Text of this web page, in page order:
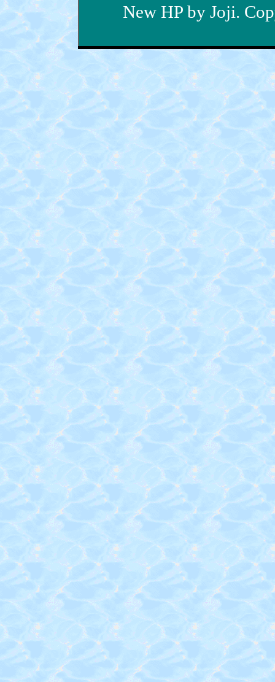
− 石垣ツアー・2021年4月～
− パプアニューギニア写真集
− ＰＮＧジャパンコーナー
− イルカ・セラピーについて
− NPO JENOC
− メンタル・セラピスト養成講座
− いじめについて
− ひきこもりについて
− 携帯について
− 海外ホームスティ・留学
− 新「侑の英明通信」
− ブログ「セラピー・ヒーリング」
− English Site
− What's EIMEI School?
− LINK
New HP by Joji.